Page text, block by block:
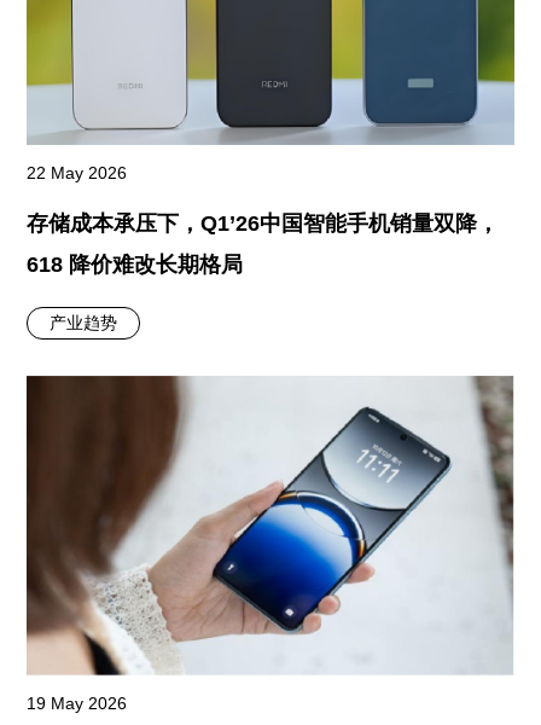
22 May 2026
存储成本承压下，Q1’26中国智能手机销量双降，
618 降价难改长期格局
产业趋势
19 May 2026